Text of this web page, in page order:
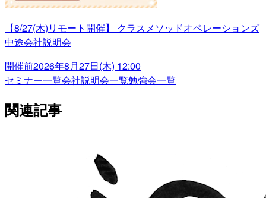
【8/27(木)リモート開催】 クラスメソッドオペレーションズ
中途会社説明会
開催前2026年8月27日(木) 12:00
セミナー一覧会社説明会一覧勉強会一覧
関連記事